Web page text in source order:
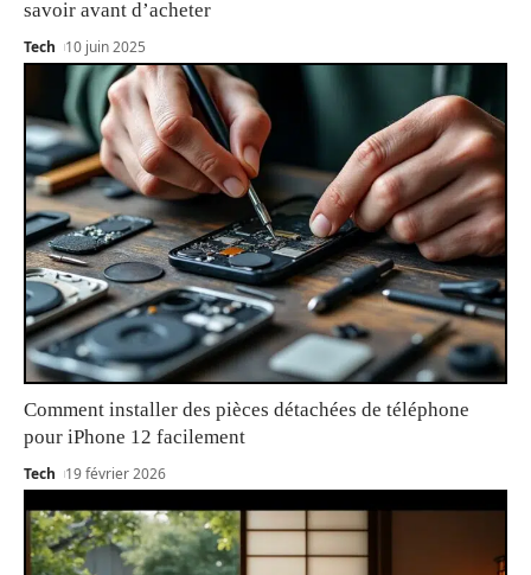
savoir avant d’acheter
Tech 10 juin 2025
Comment installer des pièces détachées de téléphone
pour iPhone 12 facilement
Tech 19 février 2026